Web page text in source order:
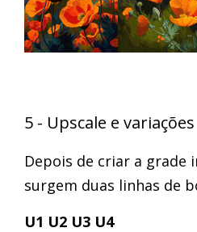
5 - Upscale e variações
Depois de criar a grade
surgem duas linhas de
U1 U2 U3 U4